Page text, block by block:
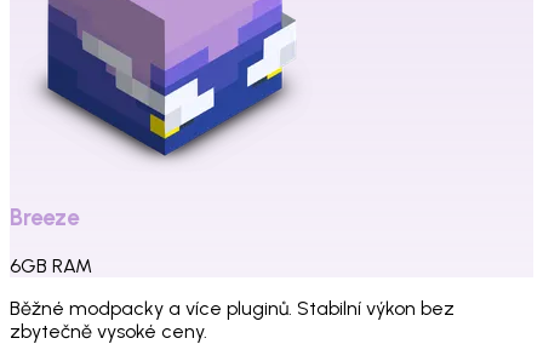
Breeze
6GB RAM
Běžné modpacky a více pluginů. Stabilní výkon bez
zbytečně vysoké ceny.